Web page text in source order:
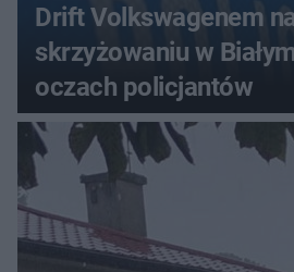
Drift Volkswagenem
skrzyżowaniu w
oczach policjantów